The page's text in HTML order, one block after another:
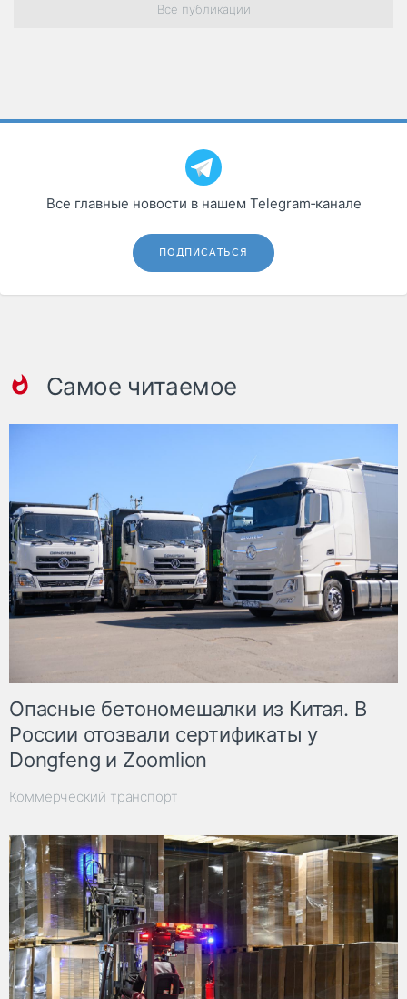
транспорт
автохимия
Все публикации
Все главные новости в нашем Telegram‑канале
ПОДПИСАТЬСЯ
Самое читаемое
Опасные бетономешалки из Китая. В
России отозвали сертификаты у
Dongfeng и Zoomlion
Коммерческий транспорт